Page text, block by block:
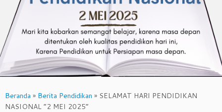
content
Beranda » Berita Pendidikan » SELAMAT HARI PENDIDIKAN
NASIONAL “2 MEI 2025”